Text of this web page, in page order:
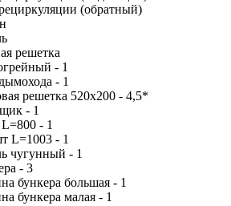
(обратный)
решетка
- 1
- 1
решетка 520х200 - 4,5*
- 1
- 1
L=1003 - 1
чугунный - 1
- 3
бункера большая - 1
бункера малая - 1